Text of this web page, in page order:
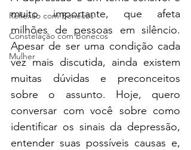
Reflexão com Bonecos
Constelação com Bonecos
Mulher
muito importante, que afeta
milhões de pessoas em silêncio.
Apesar de ser uma condição cada
vez mais discutida, ainda existem
muitas dúvidas e preconceitos
sobre o assunto. Hoje, quero
conversar com você sobre como
identificar os sinais da depressão,
entender suas possíveis causas e,